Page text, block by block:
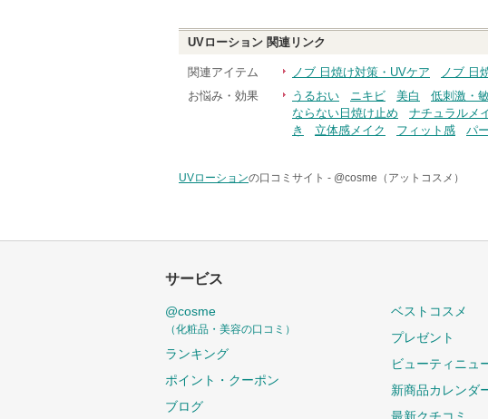
UVローション 関連リンク
関連アイテム ノブ 日焼け対策・UVケア ノブ 日
お悩み・効果
うるおい ニキビ 美白 低刺激・
ならない日焼け止め
ナチュラルメ
き
立体感メイク フィット感 パ
UVローションの口コミサイト - @cosme（アットコスメ）
サービス
@cosme
（化粧品・美容の口コミ）
ランキング
ポイント・クーポン
ブログ
ベストコスメ
プレゼント
ビューティニュ
新商品カレンダ